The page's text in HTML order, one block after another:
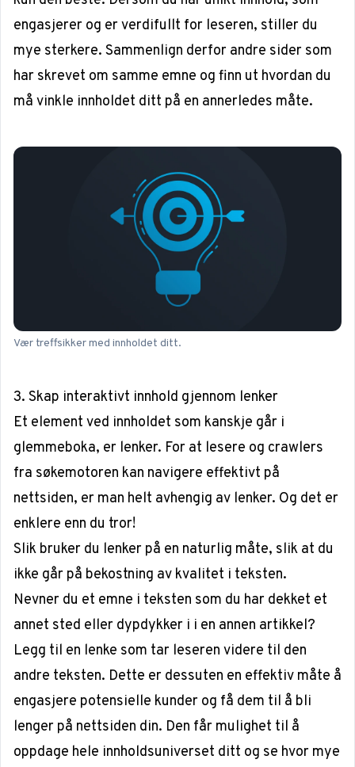
engasjerer og er verdifullt for leseren, stiller du
mye sterkere. Sammenlign derfor andre sider som
har skrevet om samme emne og finn ut hvordan du
må vinkle innholdet ditt på en annerledes måte.
Vær treffsikker med innholdet ditt.
3. Skap interaktivt innhold gjennom lenker
Et element ved innholdet som kanskje går i
glemmeboka, er lenker. For at lesere og crawlers
fra søkemotoren kan navigere effektivt på
nettsiden, er man helt avhengig av lenker. Og det er
enklere enn du tror!
Slik bruker du lenker på en naturlig måte, slik at du
ikke går på bekostning av kvalitet i teksten.
Nevner du et emne i teksten som du har dekket et
annet sted eller dypdykker i i en annen artikkel?
Legg til en lenke som tar leseren videre til den
andre teksten. Dette er dessuten en effektiv måte å
engasjere potensielle kunder og få dem til å bli
lenger på nettsiden din. Den får mulighet til å
oppdage hele innholdsuniverset ditt og se hvor mye